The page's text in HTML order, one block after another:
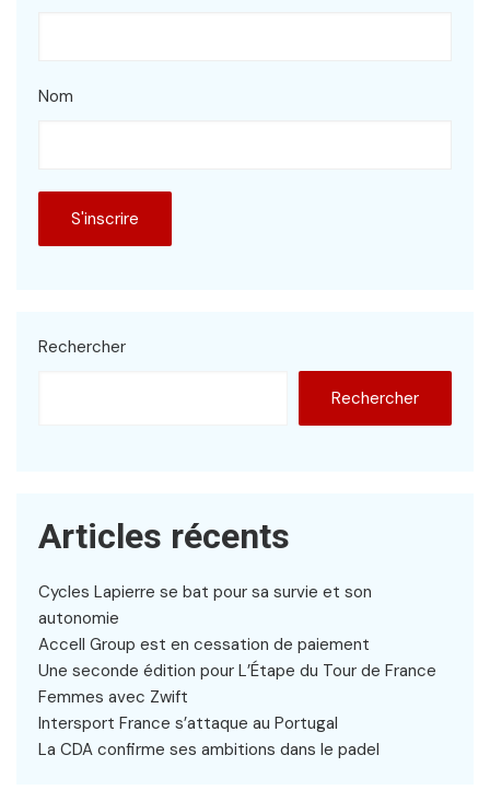
Nom
Rechercher
Rechercher
Articles récents
Cycles Lapierre se bat pour sa survie et son
autonomie
Accell Group est en cessation de paiement
Une seconde édition pour L’Étape du Tour de France
Femmes avec Zwift
Intersport France s’attaque au Portugal
La CDA confirme ses ambitions dans le padel